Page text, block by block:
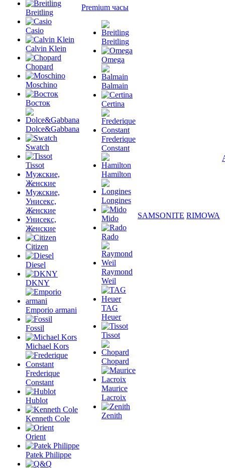
Breitling
Casio
Calvin Klein
Chopard
Moschino
Восток
Dolce&Gabbana
Swatch
Tissot
Мужские,
Женские
Мужские,
Унисекс,
Женские
Унисекс,
Женские
Citizen
Diesel
DKNY
Emporio armani
Fossil
Michael Kors
Frederique
Constant
Hublot
Kenneth Cole
Orient
Patek Philippe
Premium часы
Breitling
Omega
Balmain
Certina
Frederique
Constant
Hamilton
Longines
Mido
Rado
Raymond
Weil
TAG
Heuer
Tissot
Chopard
Maurice
Lacroix
Zenith
SAMSONITE RIMOWA